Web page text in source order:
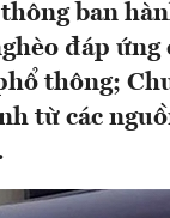
ban
đáp ứng
thông;
từ các